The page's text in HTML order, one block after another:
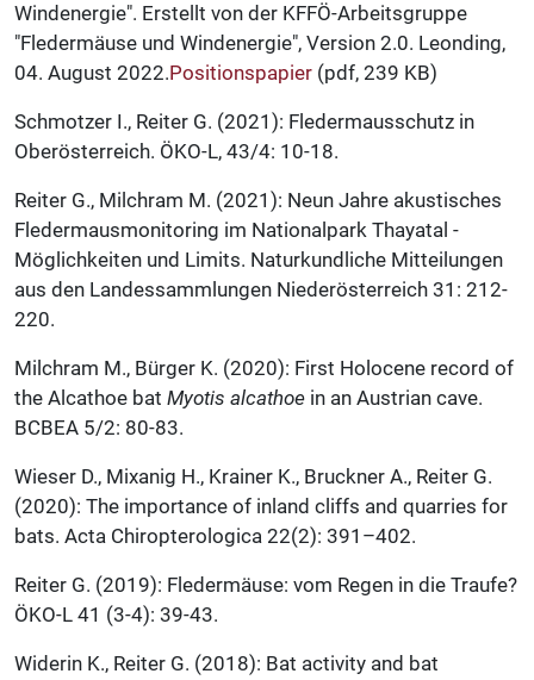
Windenergie". Erstellt von der KFFÖ-Arbeitsgruppe
"Fledermäuse und Windenergie", Version 2.0. Leonding,
04. August 2022.Positionspapier (pdf, 239 KB)
Schmotzer I., Reiter G. (2021): Fledermausschutz in
Oberösterreich. ÖKO-L, 43/4: 10-18.
Reiter G., Milchram M. (2021): Neun Jahre akustisches
Fledermausmonitoring im Nationalpark Thayatal -
Möglichkeiten und Limits. Naturkundliche Mitteilungen
aus den Landessammlungen Niederösterreich 31: 212-
220.
Milchram M., Bürger K. (2020): First Holocene record of
the Alcathoe bat Myotis alcathoe in an Austrian cave.
BCBEA 5/2: 80-83.
Wieser D., Mixanig H., Krainer K., Bruckner A., Reiter G.
(2020): The importance of inland cliffs and quarries for
bats. Acta Chiropterologica 22(2): 391–402.
Reiter G. (2019): Fledermäuse: vom Regen in die Traufe?
ÖKO-L 41 (3-4): 39-43.
Widerin K., Reiter G. (2018): Bat activity and bat